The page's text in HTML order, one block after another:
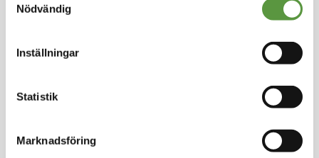
Nödvändig
Inställningar
Statistik
Marknadsföring
Logga in för att handla